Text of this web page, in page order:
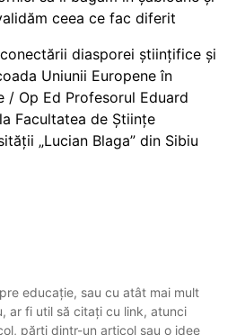
ceea ce fac diferit
diasporei științifice și
Uniunii Europene în
Op Ed Profesorul Eduard
Facultatea de Științe
„Lucian Blaga” din Sibiu
educație, sau cu atât mai mult
ar fi util să citați cu link, atunci
părți dintr-un articol sau o idee